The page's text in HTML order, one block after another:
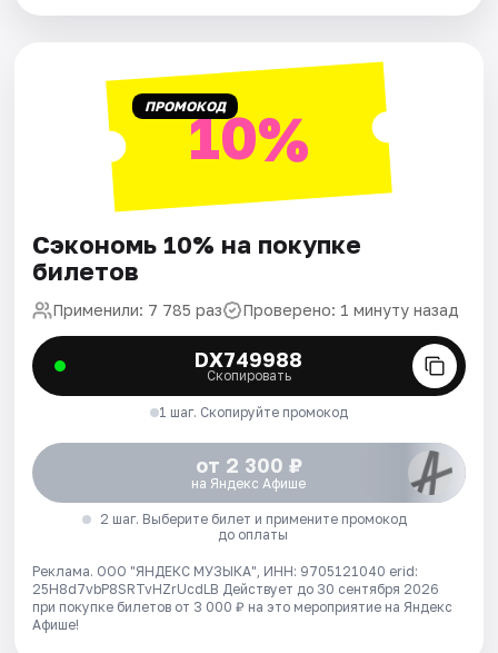
ПРОМОКОД10%
Сэкономь 10% на покупке
билетов
Применили: 7 785 раз Проверено: 1 минуту назад
DX749988
Скопировать
1 шаг. Скопируйте промокод
от 2 300 ₽
на Яндекс Афише
2 шаг. Выберите билет и примените промокод
до оплаты
Реклама. ООО "ЯНДЕКС МУЗЫКА", ИНН: 9705121040 erid:
25H8d7vbP8SRTvHZrUcdLB Действует до 30 сентября 2026
при покупке билетов от 3 000 ₽ на это мероприятие на Яндекс
Афише!